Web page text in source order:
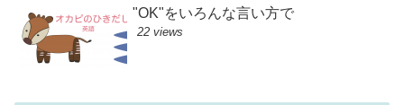
"OK"をいろんな言い方で
22 views